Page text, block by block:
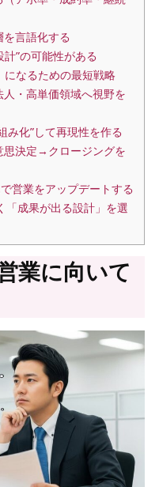
言語化する
”の可能性がある
になるための最短戦略
・高単価領域へ視野を
み化”して再現性を作る
決定→クロージングを
営業をアップデートする
「成果が出る設計」を選
業に向いて